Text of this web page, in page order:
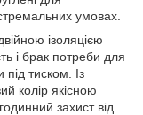
умовах.
ізоляцією
і брак потреби для
тиском. Із
колір якісною
захист від